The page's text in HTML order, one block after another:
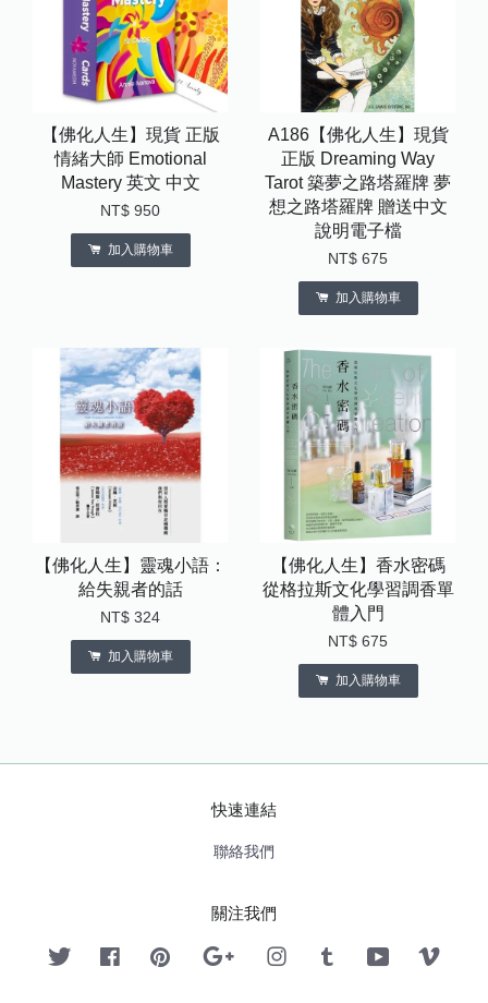
【佛化人生】現貨 正版
情緒大師 Emotional
Mastery 英文 中文
NT$ 950
加入購物車
A186【佛化人生】現貨
正版 Dreaming Way
Tarot 築夢之路塔羅牌 夢
想之路塔羅牌 贈送中文
說明電子檔
NT$ 675
加入購物車
【佛化人生】靈魂小語：
給失親者的話
NT$ 324
加入購物車
【佛化人生】香水密碼
從格拉斯文化學習調香單
體入門
NT$ 675
加入購物車
快速連結
聯絡我們
關注我們
Twitter FacebookPinterest Google InstagramTumblr YouTube